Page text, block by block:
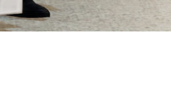
八分袖